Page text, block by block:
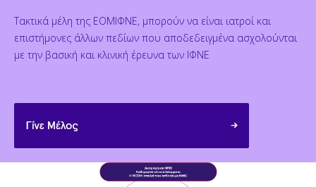
Τακτικά μέλη της ΕΟΜΙΦΝΕ, μπορούν να είναι ιατροί και
επιστήμονες άλλων πεδίων που αποδεδειγμένα ασχολούνται
με την βασική και κλινική έρευνα των ΙΦΝΕ